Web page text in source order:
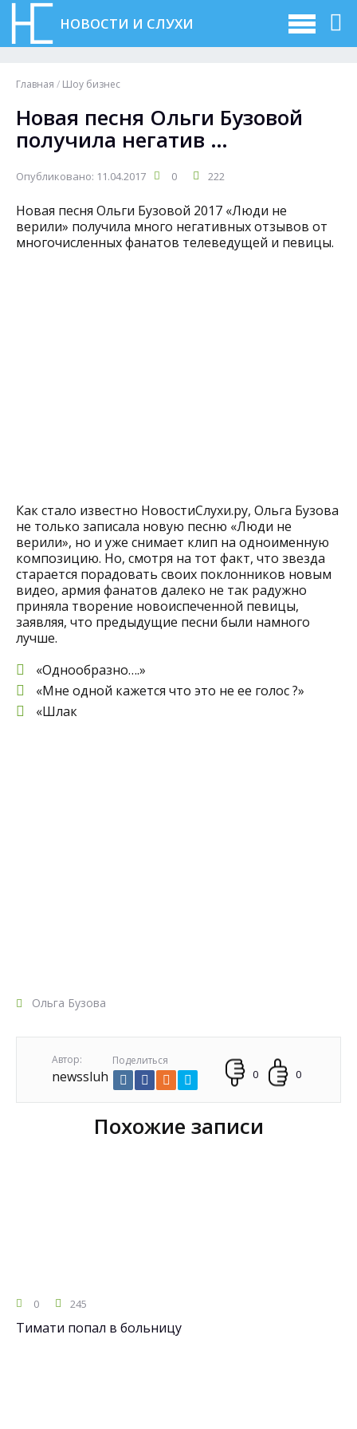
НОВОСТИ И СЛУХИ
Главная / Шоу бизнес
Новая песня Ольги Бузовой
получила негатив …
Опубликовано: 11.04.2017 0 222
Новая песня Ольги Бузовой 2017 «Люди не
верили» получила много негативных отзывов от
многочисленных фанатов телеведущей и певицы.
Как стало известно НовостиСлухи.ру, Ольга Бузова
не только записала новую песню «Люди не
верили», но и уже снимает клип на одноименную
композицию. Но, смотря на тот факт, что звезда
старается порадовать своих поклонников новым
видео, армия фанатов далеко не так радужно
приняла творение новоиспеченной певицы,
заявляя, что предыдущие песни были намного
лучше.
«Однообразно….»
«Мне одной кажется что это не ее голос ?»
«Шлак
Ольга Бузова
Автор:
newssluh
Поделиться
0 0
Похожие записи
0 245
Тимати попал в больницу